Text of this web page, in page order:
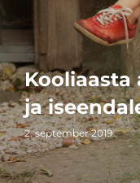
Kooliaasta
ja
2. september 2019